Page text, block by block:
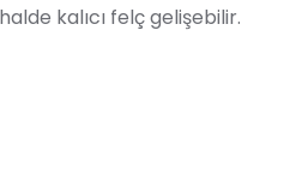
kalıcı felç gelişebilir.